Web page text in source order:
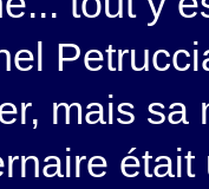
mais sa
était